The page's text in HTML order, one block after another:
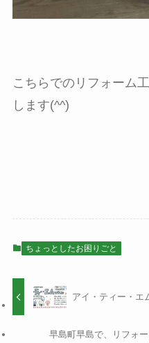
こちらでのリフォーム
します(^^)
ちょっとしたお困りごと
アイ・ティー・エ
早島町早島で、リフォ